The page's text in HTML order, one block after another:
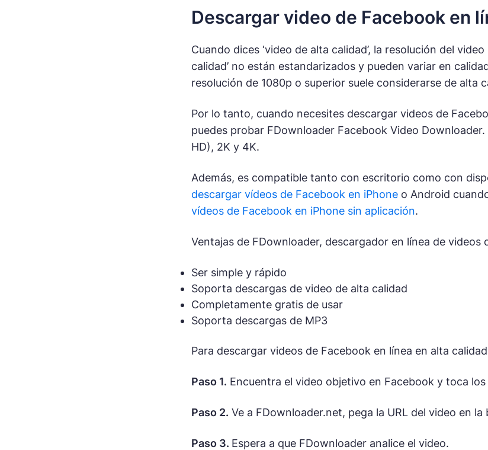
Descargar video de Facebook en
Cuando dices ‘video de alta calidad’, la resolución del
calidad’ no están estandarizados y pueden variar en
resolución de 1080p o superior suele considerarse de alta
Por lo tanto, cuando necesites descargar videos de
puedes probar FDownloader Facebook Video
HD), 2K y 4K.
Además, es compatible tanto con escritorio como con
descargar vídeos de Facebook en iPhoneo Android
vídeos de Facebook en iPhone sin aplicación.
Ventajas de FDownloader, descargador en línea de videos
Ser simple y rápido
Soporta descargas de video de alta calidad
Completamente gratis de usar
Soporta descargas de MP3
Para descargar videos de Facebook en línea en alta
Paso 1. Encuentra el video objetivo en Facebook y toca
Paso 2. Ve a FDownloader.net, pega la URL del video en
Paso 3. Espera a que FDownloader analice el video.